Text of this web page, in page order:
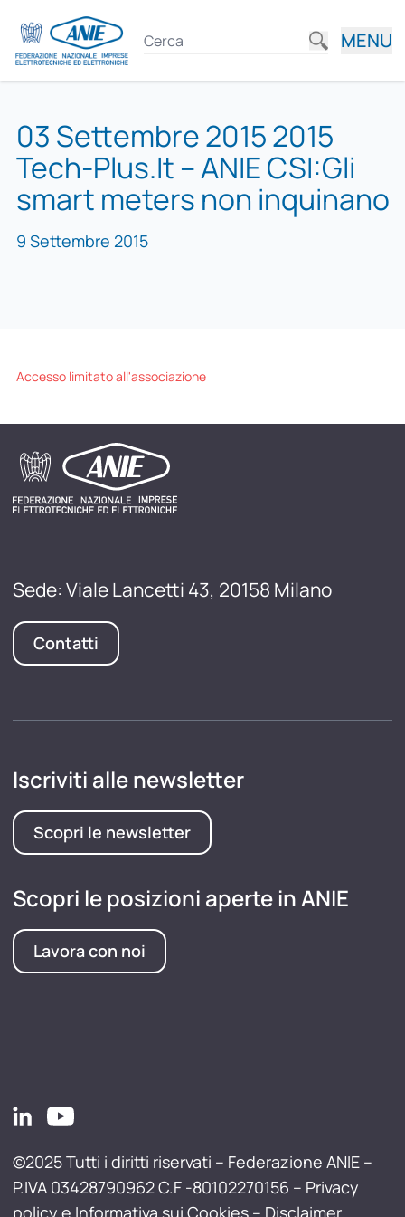
MENU
03 Settembre 2015 2015
Tech-Plus.It – ANIE CSI:Gli
smart meters non inquinano
9 Settembre 2015
Accesso limitato all'associazione
Sede: Viale Lancetti 43, 20158 Milano
Contatti
Iscriviti alle newsletter
Scopri le newsletter
Scopri le posizioni aperte in ANIE
Lavora con noi
©2025 Tutti i diritti riservati – Federazione ANIE –
P.IVA 03428790962 C.F -80102270156 – Privacy